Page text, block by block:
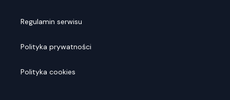
Regulamin serwisu
Polityka prywatności
Polityka cookies